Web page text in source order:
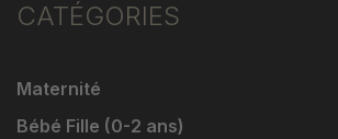
CATÉGORIES
Maternité
Bébé Fille (0-2 ans)